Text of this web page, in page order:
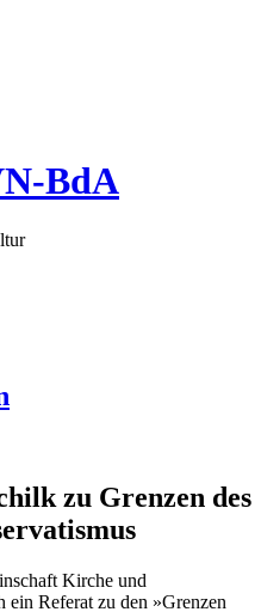
BdA
zu Grenzen des
Kirche und
ein Referat zu den »Grenzen